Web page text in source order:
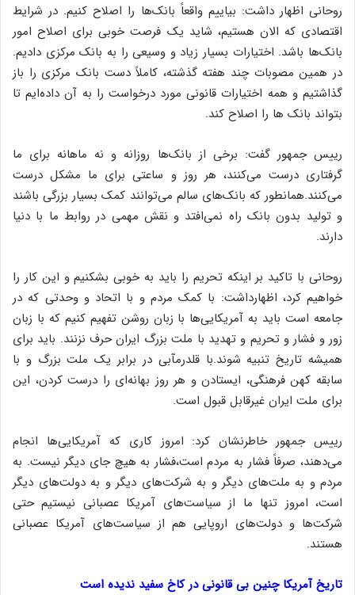
روحانی اظهار داشت: بیاییم واقعاً بانک‌ها را اصلاح کنیم. در شرایط
اقتصادی که الان هستیم، شاید یک فرصت خوبی برای اصلاح امور
بانک‌ها باشد. اختیارات بسیار زیاد و وسیعی را به بانک مرکزی دادیم.
در همین مصوبات چند هفته گذشته، کاملاً دست بانک مرکزی را باز
گذاشتیم و همه اختیارات قانونی مورد درخواست را به آن داده‌ایم تا
بتواند بانک ها را اصلاح کند.
رییس جمهور گفت: برخی از بانک‌ها روزانه و نه ماهانه برای ما
گرفتاری درست می‌کنند، هر روز و ساعتی برای ما مشکل درست
می‌کنند.همانطور که بانک‌های سالم می‌توانند کمک بسیار بزرگی باشند
و تولید بدون بانک راه نمی‌افتد و نقش مهمی در روابط ما با دنیا
دارند.
روحانی با تاکید بر اینکه تحریم را باید به خوبی بشکنیم و این کار را
خواهیم کرد، اظهارداشت: با کمک مردم و با اتحاد و وحدتی که در
جامعه است باید به آمریکایی‌ها با زبان روشن تفهیم کنیم که با زبان
زور و فشار و تحریم و تهدید با ملت بزرگ ایران حرف نزنند. باید برای
همیشه تاریخ تنبیه شوند.با قلدرمآبی در برابر یک ملت بزرگ و با
سابقه کهن فرهنگی، ایستادن و هر روز بهانه‌ای را درست کردن، این
برای ملت ایران غیرقابل قبول است.
رییس جمهور خاطرنشان کرد: امروز کاری که آمریکایی‌ها انجام
می‌دهند، صرفاً فشار به مردم است،فشار به هیچ جای دیگر نیست. به
مردم و به ملت‌های دیگر و به شرکت‌های دیگر و به دولت‌های دیگر
است، امروز تنها ما از سیاست‌های آمریکا عصبانی‌ نیستیم حتی
شرکت‌ها و دولت‌های اروپایی‌ هم از سیاست‌های آمریکا عصبانی
هستند.
تاریخ آمریکا چنین بی قانونی در کاخ سفید ندیده است